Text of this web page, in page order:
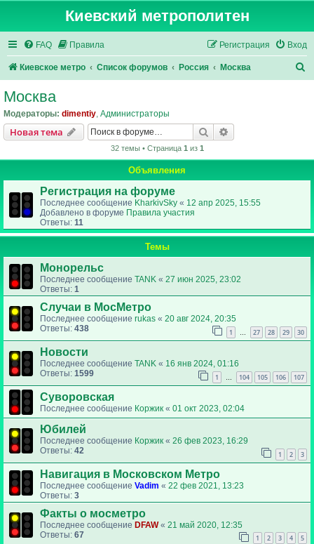
Киевский метрополитен
FAQ Правила Вход
Регистрация
Киевское метро Список форумов Россия Москва
Москва
Модераторы: dimentiy, Администраторы
Новая тема Поиск
32 темы • Страница 1из 1
Объявления
Регистрация на форуме
Последнее сообщение KharkivSky « 12 апр 2025, 15:55
Добавлено в форуме Правила участия
Ответы: 11
Темы
Монорельс
Последнее сообщение TANK « 27 июн 2025, 23:02
Ответы: 1
Случаи в МосМетро
Последнее сообщение rukas « 20 авг 2024, 20:35
Ответы: 438 1 … 27 28 29 30
Новости
Последнее сообщение TANK « 16 янв 2024, 01:16
Ответы: 1599 1 … 104 105 106 107
Суворовская
Последнее сообщение Коржик « 01 окт 2023, 02:04
Юбилей
Последнее сообщение Коржик « 26 фев 2023, 16:29
Ответы: 42 1 2 3
Навигация в Московском Метро
Последнее сообщение Vadim « 22 фев 2021, 13:23
Ответы: 3
Факты о мосметро
Последнее сообщение DFAW« 21 май 2020, 12:35
Ответы: 67 1 2 3 4 5